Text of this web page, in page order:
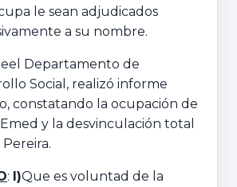
le sean adjudicados
a su nombre.
Departamento de
Social, realizó informe
constatando la ocupación de
Emed y la desvinculación total
: I)Que es voluntad de la